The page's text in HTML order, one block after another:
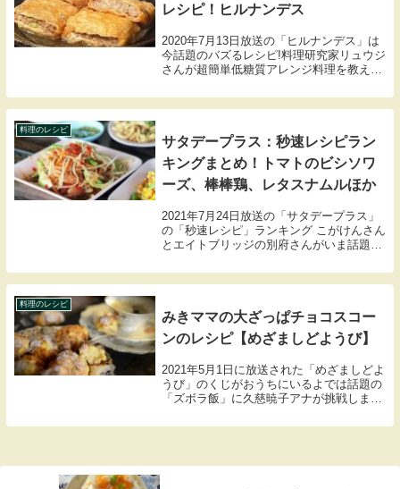
レシピ！ヒルナンデス
2020年7月13日放送の「ヒルナンデス」は
今話題のバズるレシピ!料理研究家リュウジ
さんが超簡単低糖質アレンジ料理を教えて
のレシピをまとめましたので紹介します。
料理のレシピ
サタデープラス：秒速レシピラン
キングまとめ！トマトのビシソワ
ーズ、棒棒鶏、レタスナムルほか
2021年7月24日放送の「サタデープラス」
の「秒速レシピ」ランキング こがけんさん
とエイトブリッジの別府さんがいま話題
実際に作って調理時間順にランキングを紹
介してましたのでまとめてみました。
料理のレシピ
みきママの大ざっぱチョコスコー
ンのレシピ【めざましどようび】
2021年5月1日に放送された「めざましどよ
うび」のくじがおうちにいるよでは話題の
「ズボラ飯」に久慈暁子アナが挑戦します
料理研究家 みきママが大ざっぱチョコスコ